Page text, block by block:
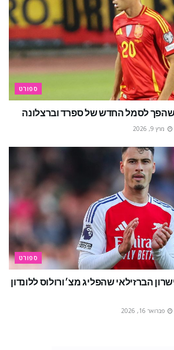
ספורט
לסמל החדש של ספרד וברצלונה
מרץ 9, 2026
ספורט
הברזילאי שהפליג מצ׳ורולוס ללונדון
פברואר 16, 2026